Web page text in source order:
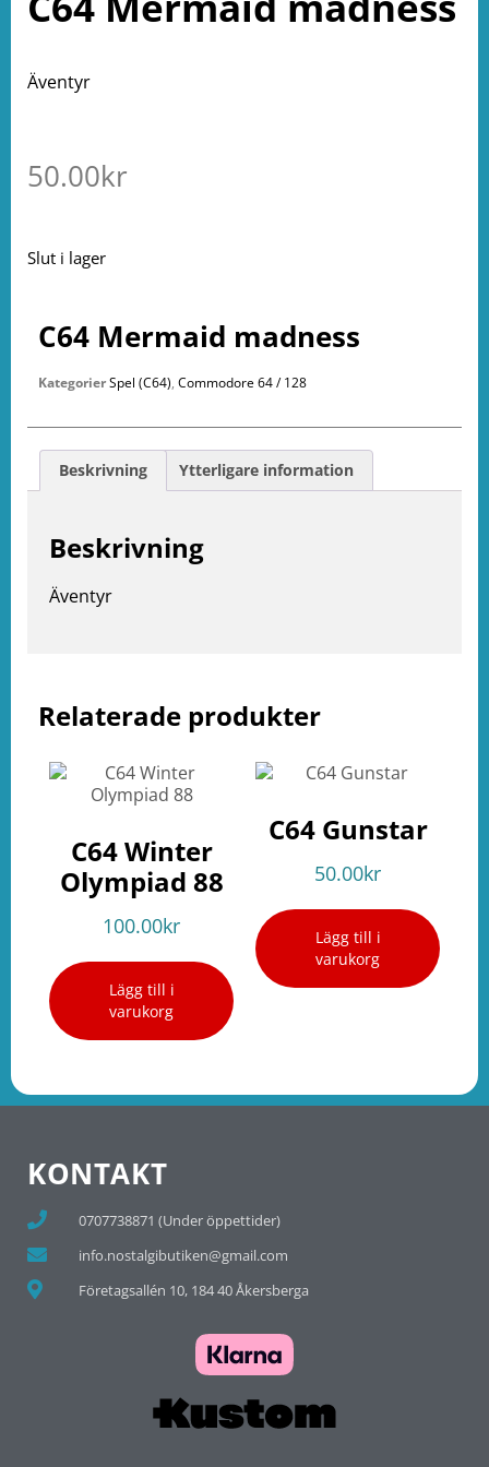
Äventyr
50.00kr
Slut i lager
Relaterade produkter
C64 Winter
Olympiad 88
100.00kr
Lägg till i
varukorg
C64 Gunstar
50.00kr
Lägg till i
varukorg
C64 Mermaid madness
KategorierSpel (C64), Commodore 64 / 128
Beskrivning Ytterligare information
Beskrivning
Äventyr
KONTAKT
0707738871 (Under öppettider)
info.nostalgibutiken@gmail.com
Företagsallén 10, 184 40 Åkersberga